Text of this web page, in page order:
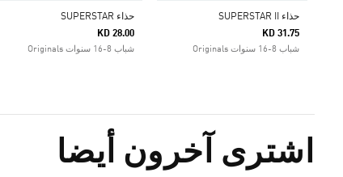
حذاء SUPERSTAR II
KD 31.75
شباب 8-16 سنوات Originals
حذاء SUPERSTAR
KD 28.00
شباب 8-16 سنوات Originals
اشترى آخرون أيضا